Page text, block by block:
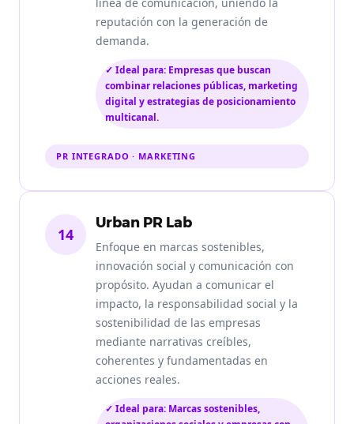
reputación con la generación de
demanda.
✓ Ideal para: Empresas que buscan
combinar relaciones públicas, marketing
digital y estrategias de posicionamiento
multicanal.
PR INTEGRADO · MARKETING
14
Urban PR Lab
Enfoque en marcas sostenibles,
innovación social y comunicación con
propósito. Ayudan a comunicar el
impacto, la responsabilidad social y la
sostenibilidad de las empresas
mediante narrativas creíbles,
coherentes y fundamentadas en
acciones reales.
✓ Ideal para: Marcas sostenibles,